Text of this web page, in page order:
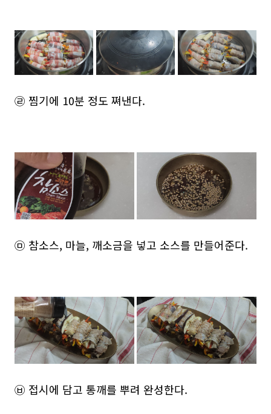
㉣ 찜기에 10분 정도 쪄낸다.
㉤ 참소스, 마늘, 깨소금을 넣고 소스를 만들어준다.
㉥ 접시에 담고 통깨를 뿌려 완성한다.